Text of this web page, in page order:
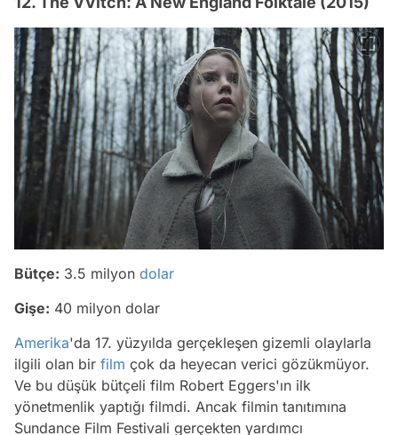
Bütçe: 3.5 milyon dolar
Gişe: 40 milyon dolar
Amerika'da 17. yüzyılda gerçekleşen gizemli olaylarla
ilgili olan bir film çok da heyecan verici gözükmüyor.
Ve bu düşük bütçeli film Robert Eggers'ın ilk
yönetmenlik yaptığı filmdi. Ancak filmin tanıtımına
Sundance Film Festivali gerçekten yardımcı